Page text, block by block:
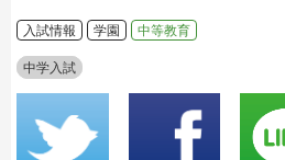
入試情報 学園 中等教育
中学入試